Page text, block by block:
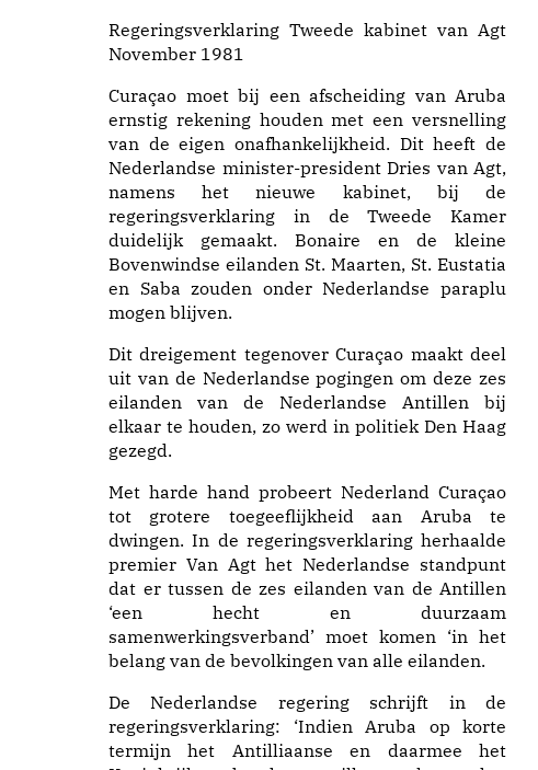
Regeringsverklaring Tweede kabinet van Agt
November 1981
Curaçao moet bij een afscheiding van Aruba
ernstig rekening houden met een versnelling
van de eigen onafhankelijkheid. Dit heeft de
Nederlandse minister-president Dries van Agt,
namens het nieuwe kabinet, bij de
regeringsverklaring in de Tweede Kamer
duidelijk gemaakt. Bonaire en de kleine
Bovenwindse eilanden St. Maarten, St. Eustatia
en Saba zouden onder Nederlandse paraplu
mogen blijven.
Dit dreigement tegenover Curaçao maakt deel
uit van de Nederlandse pogingen om deze zes
eilanden van de Nederlandse Antillen bij
elkaar te houden, zo werd in politiek Den Haag
gezegd.
Met harde hand probeert Nederland Curaçao
tot grotere toegeeflijkheid aan Aruba te
dwingen. In de regeringsverklaring herhaalde
premier Van Agt het Nederlandse standpunt
dat er tussen de zes eilanden van de Antillen
‘een hecht en duurzaam
samenwerkingsverband’ moet komen ‘in het
belang van de bevolkingen van alle eilanden.
De Nederlandse regering schrijft in de
regeringsverklaring: ‘Indien Aruba op korte
termijn het Antilliaanse en daarmee het